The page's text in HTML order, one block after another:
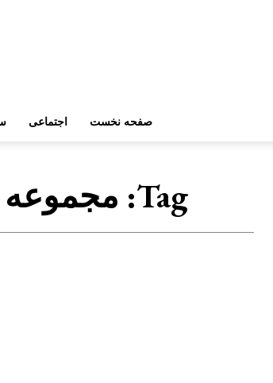
صفحه نخست اجتماعی
Tag: